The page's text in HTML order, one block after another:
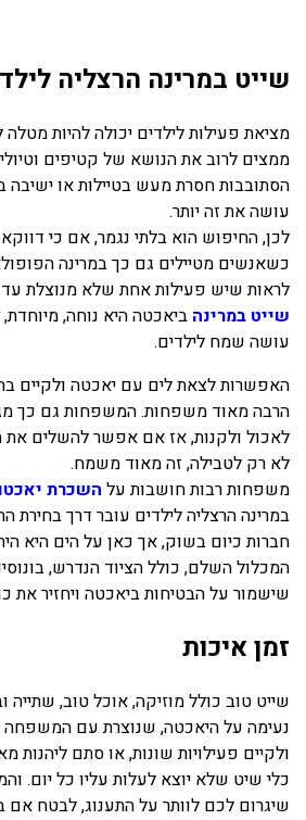
שייט במרינה הרצליה
מציאת פעילות לילדים יכולה להיות
ממצים לרוב את הנושא של קטיפים
הסתובבות חסרת מעש בטיילות או
עושה את זה יותר.
לכן, החיפוש הוא בלתי נגמר, אם כי
כשאנשים מטיילים גם כך במרינה
לראות שיש פעילות אחת שלא מנוצלת
שייט במרינה ביאכטה היא נוחה,
עושה שמח לילדים.
האפשרות לצאת לים עם יאכטה ולקיים
הרבה מאוד משפחות. המשפחות גם כך
לאכול ולקנות, אז אם אפשר להשלים את
לא רק לטבילה, זה מאוד משמח.
משפחות רבות חושבות על השכרת
במרינה הרצליה לילדים עובר דרך בחירת
חברות כיום בשוק, אך כאן על הים היא
המכלול השלם, כולל הציוד הנדרש,
שישמור על הבטיחות ביאכטה ויחזיר את
זמן איכות
שייט טוב כולל מוזיקה, אוכל טוב, שתייה
נעימה על היאכטה, שנוצרת עם המשפחה
ולקיים פעילויות שונות, או סתם ליהנות
כלי שיט שלא יוצא לעלות עליו כל יום.
שיגרום לכם לוותר על התענוג, לבטח אם